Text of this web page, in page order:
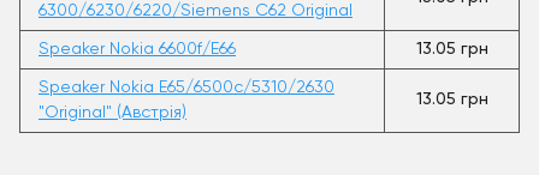
6300/6230/6220/Siemens C62 Original
Speaker Nokia 6600f/E66 13.05 грн
Speaker Nokia E65/6500c/5310/2630
"Original" (Австрія)
13.05 грн